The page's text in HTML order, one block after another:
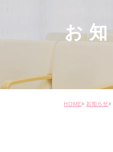
お
HOME お知らせ